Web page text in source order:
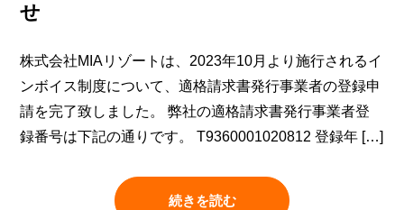
せ
株式会社MIAリゾートは、2023年10月より施行されるイ
ンボイス制度について、適格請求書発行事業者の登録申
請を完了致しました。 弊社の適格請求書発行事業者登
録番号は下記の通りです。 T9360001020812 登録年 […]
続きを読む